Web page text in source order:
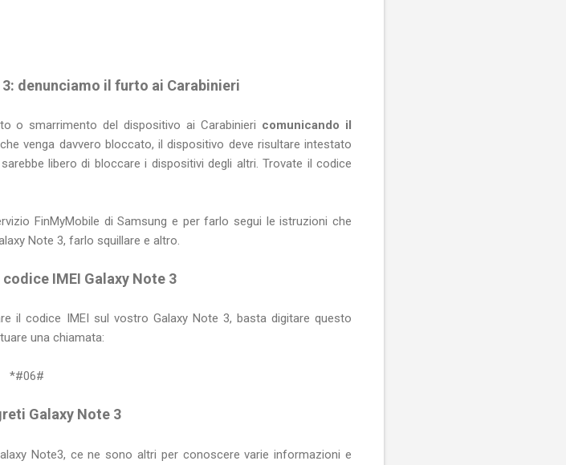
denunciamo il furto ai Carabinieri
o smarrimento del dispositivo ai Carabinieri comunicando il
venga davvero bloccato, il dispositivo deve risultare intestato
libero di bloccare i dispositivi degli altri. Trovate il codice
FinMyMobile di Samsung e per farlo segui le istruzioni che
Note 3, farlo squillare e altro.
IMEI Galaxy Note 3
il codice IMEI sul vostro Galaxy Note 3, basta digitare questo
una chiamata:
*#06#
Galaxy Note 3
Note3, ce ne sono altri per conoscere varie informazioni e